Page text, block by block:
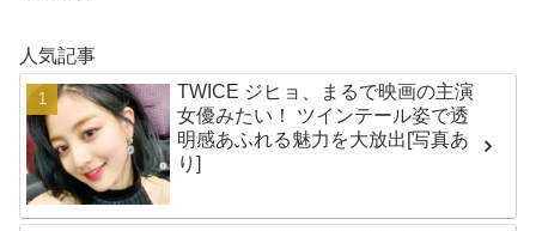
人気記事
TWICE ジヒョ、まるで映画の主演
女優みたい！ ツインテール姿で透
明感あふれる魅力を大放出[写真あ
り]